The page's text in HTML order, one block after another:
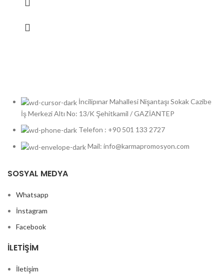
İncilipınar Mahallesi Nişantaşı Sokak Cazibe
İş Merkezi Altı No: 13/K Şehitkamil / GAZİANTEP
Telefon : +90 501 133 2727
Mail: info@karmapromosyon.com
SOSYAL MEDYA
Whatsapp
İnstagram
Facebook
İLETIŞIM
İletişim